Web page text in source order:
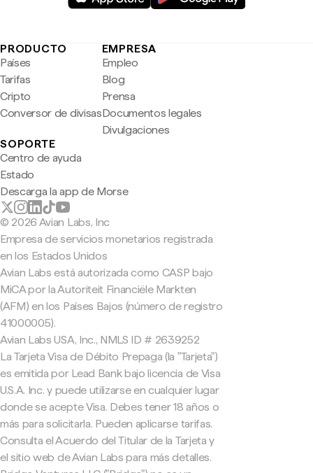
PRODUCTO
Países
Tarifas
Cripto
Conversor de divisas
EMPRESA
Empleo
Blog
Prensa
Documentos legales
Divulgaciones
SOPORTE
Centro de ayuda
Estado
Descarga la app de Morse
© 2026 Avian Labs, Inc
Empresa de servicios monetarios registrada
en los Estados Unidos
Avian Labs está autorizada como CASP bajo
MiCA por la Autoriteit Financiële Markten
(AFM) en los Países Bajos (número de registro
41000005).
Avian Labs USA, Inc., NMLS ID # 2639252
La Tarjeta Visa de Débito Prepaga (la "Tarjeta")
es emitida por Lead Bank bajo licencia de Visa
U.S.A. Inc. y puede utilizarse en cualquier lugar
donde se acepte Visa. Debes tener 18 años o
más para solicitarla. Pueden aplicarse tarifas.
Consulta el Acuerdo del Titular de la Tarjeta y
el sitio web de Avian Labs para más detalles.